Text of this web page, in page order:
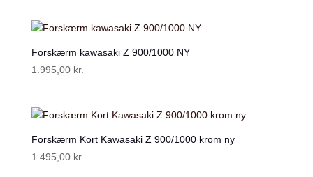
Forskærm kawasaki Z 900/1000 NY
1.995,00 kr.
Forskærm Kort Kawasaki Z 900/1000 krom ny
1.495,00 kr.